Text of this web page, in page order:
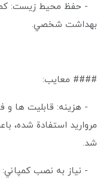
- حفظ محيط زيست:
بهداشت شخصي.
#### معایب:
- هزینه: قابليت ها و
مرواريد استفادة شده،
شد.
- نياز به نصب